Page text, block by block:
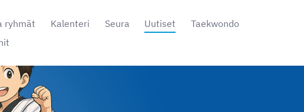
ryhmät Kalenteri Seura Uutiset
Taekwondo